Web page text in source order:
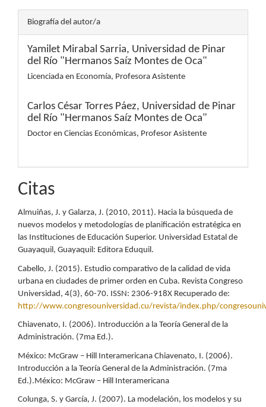
Biografía del autor/a
Yamilet Mirabal Sarria, Universidad de Pinar
del Río "Hermanos Saíz Montes de Oca"
Licenciada en Economía, Profesora Asistente
Carlos César Torres Páez, Universidad de Pinar
del Río "Hermanos Saíz Montes de Oca"
Doctor en Ciencias Económicas, Profesor Asistente
Citas
Almuiñas, J. y Galarza, J. (2010, 2011). Hacia la búsqueda de
nuevos modelos y metodologías de planificación estratégica en
las Instituciones de Educación Superior. Universidad Estatal de
Guayaquil, Guayaquil: Editora Eduquil.
Cabello, J. (2015). Estudio comparativo de la calidad de vida
urbana en ciudades de primer orden en Cuba. Revista Congreso
Universidad, 4(3), 60-70. ISSN: 2306-918X Recuperado de:
http://www.congresouniversidad.cu/revista/index.php/
Chiavenato, I. (2006). Introducción a la Teoría General de la
Administración. (7ma Ed.).
México: McGraw – Hill Interamericana Chiavenato, I. (2006).
Introducción a la Teoría General de la Administración. (7ma
Ed.).México: McGraw – Hill Interamericana
Colunga, S. y García, J. (2007). La modelación, los modelos y su